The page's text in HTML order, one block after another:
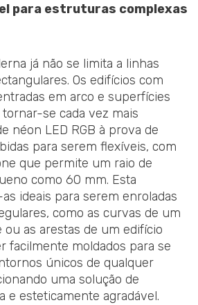
para estruturas complexas
já não se limita a linhas
Os edifícios com
em arco e superfícies
se cada vez mais
néon LED RGB à prova de
para serem flexíveis, com
que permite um raio de
como 60 mm. Esta
ideais para serem enroladas
como as curvas de um
as arestas de um edifício
facilmente moldados para se
únicos de qualquer
uma solução de
e esteticamente agradável.